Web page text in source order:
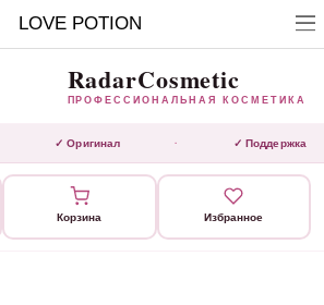
✕
LOVE POTION
RadarCosmetic
ПРОФЕССИОНАЛЬНАЯ КОСМЕТИКА
✓ Оригинал · ✓ Поддержка
Корзина Избранное